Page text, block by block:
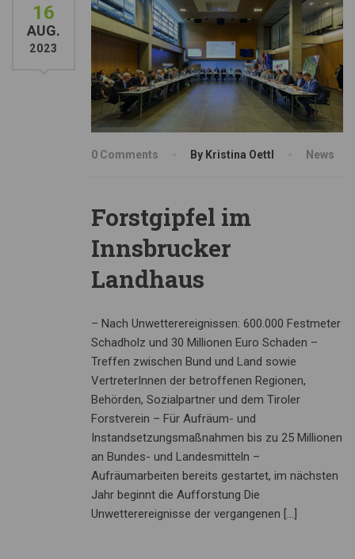
16
AUG.
2023
0 Comments By Kristina Oettl News
Forstgipfel im
Innsbrucker
Landhaus
– Nach Unwetterereignissen: 600.000 Festmeter
Schadholz und 30 Millionen Euro Schaden –
Treffen zwischen Bund und Land sowie
VertreterInnen der betroffenen Regionen,
Behörden, Sozialpartner und dem Tiroler
Forstverein – Für Aufräum- und
Instandsetzungsmaßnahmen bis zu 25 Millionen
an Bundes- und Landesmitteln –
Aufräumarbeiten bereits gestartet, im nächsten
Jahr beginnt die Aufforstung Die
Unwetterereignisse der vergangenen […]